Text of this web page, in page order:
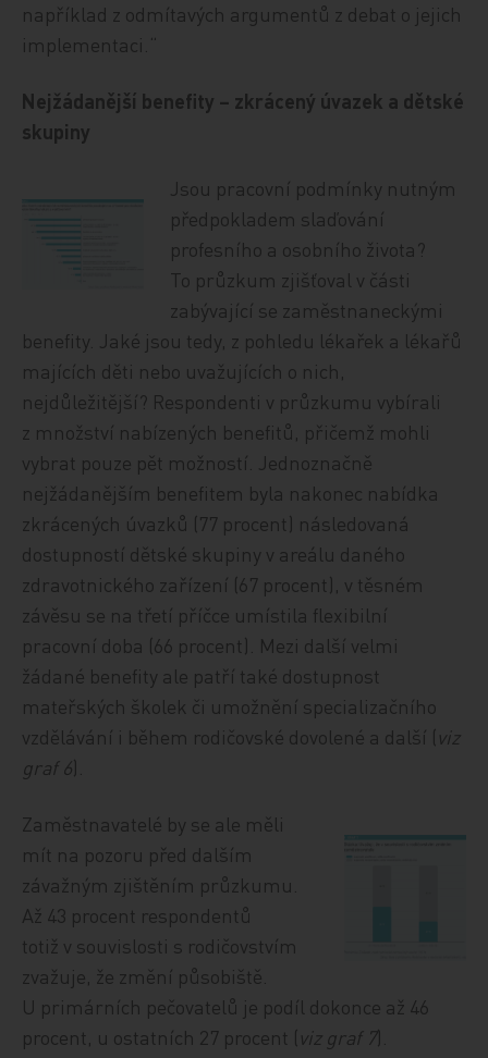
například z odmítavých argumentů z debat o jejich
implementaci.“
Nejžádanější benefity – zkrácený úvazek a dětské
skupiny
Jsou pracovní podmínky nutným
předpokladem slaďování
profesního a osobního života?
To průzkum zjišťoval v části
zabývající se zaměstnaneckými
benefity. Jaké jsou tedy, z pohledu lékařek a lékařů
majících děti nebo uvažujících o nich,
nejdůležitější? Respondenti v průzkumu vybírali
z množství nabízených benefitů, přičemž mohli
vybrat pouze pět možností. Jednoznačně
nejžádanějším benefitem byla nakonec nabídka
zkrácených úvazků (77 procent) následovaná
dostupností dětské skupiny v areálu daného
zdravotnického zařízení (67 procent), v těsném
závěsu se na třetí příčce umístila flexibilní
pracovní doba (66 procent). Mezi další velmi
žádané benefity ale patří také dostupnost
mateřských školek či umožnění specializačního
vzdělávání i během rodičovské dovolené a další (viz
graf 6).
Zaměstnavatelé by se ale měli
mít na pozoru před dalším
závažným zjištěním průzkumu.
Až 43 procent respondentů
totiž v souvislosti s rodičovstvím
zvažuje, že změní působiště.
U primárních pečovatelů je podíl dokonce až 46
procent, u ostatních 27 procent (viz graf 7).